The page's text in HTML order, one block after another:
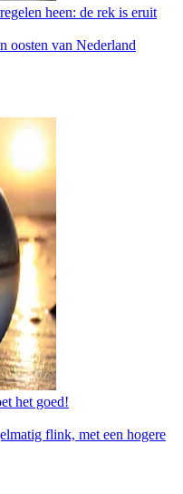
heen: de rek is eruit
oosten van Nederland
het goed!
flink, met een hogere